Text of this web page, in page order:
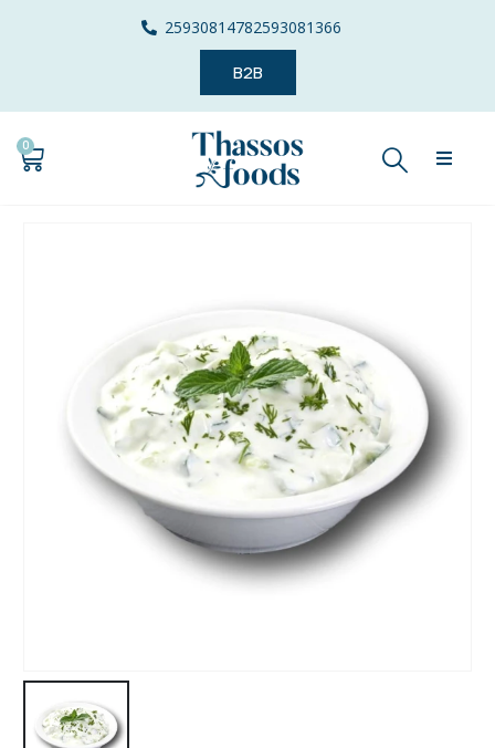
25930814782593081366
B2B
0